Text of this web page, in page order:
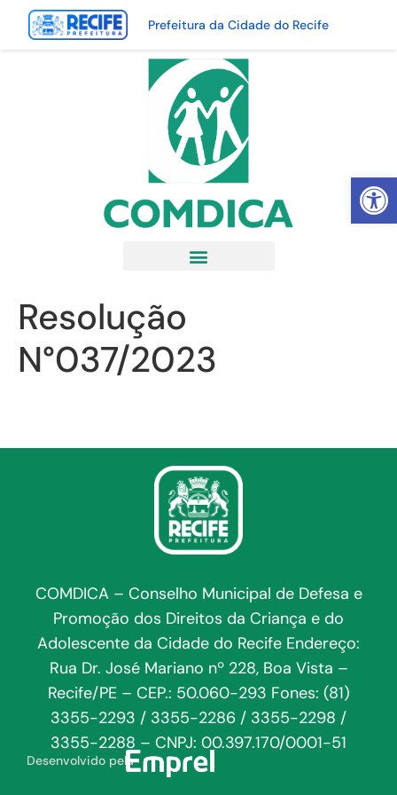
Abrir
Prefeitura da Cidade do Recife
Resolução
N°037/2023
COMDICA – Conselho Municipal de Defesa e
Promoção dos Direitos da Criança e do
Adolescente da Cidade do Recife Endereço:
Rua Dr. José Mariano nº 228, Boa Vista –
Recife/PE – CEP.: 50.060-293 Fones: (81)
3355-2293 / 3355-2286 / 3355-2298 /
3355-2288 – CNPJ: 00.397.170/0001-51
Desenvolvido pela